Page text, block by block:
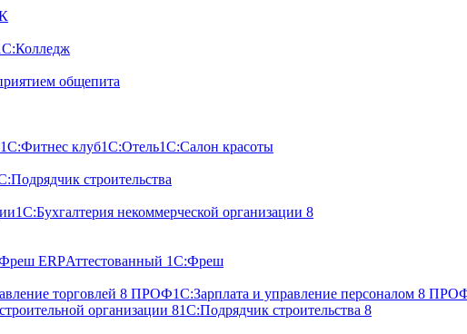
общепита
1С:Фитнес клуб1С:Отель1С:Салон красоты
строительства
1С:Бухгалтерия некоммерческой организации 8
ERPАттестованный 1С:Фреш
торговлей 8 ПРОФ1С:Зарплата и управление персоналом 8
организации 81С:Подрядчик строительства 8